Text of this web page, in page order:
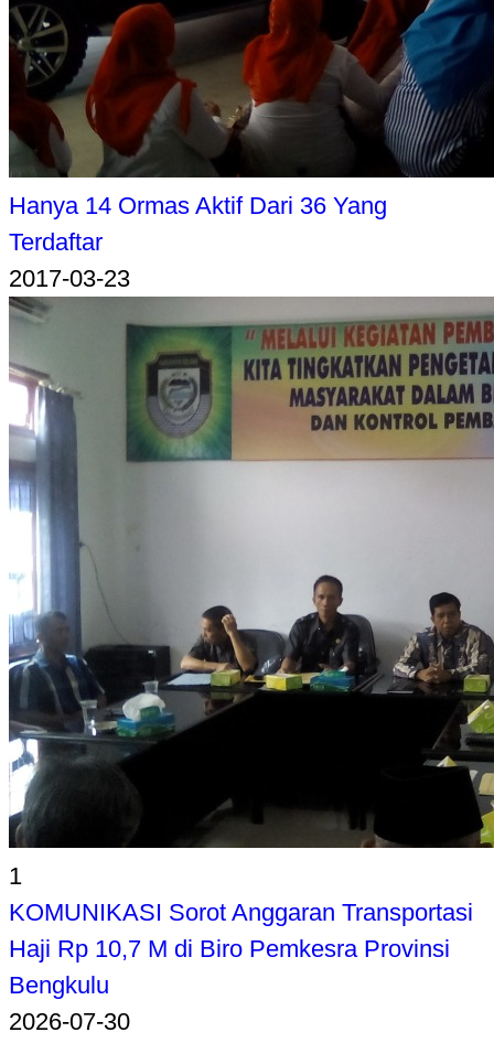
Hanya 14 Ormas Aktif Dari 36 Yang
Terdaftar
2017-03-23
1
KOMUNIKASI Sorot Anggaran Transportasi
Haji Rp 10,7 M di Biro Pemkesra Provinsi
Bengkulu
2026-07-30